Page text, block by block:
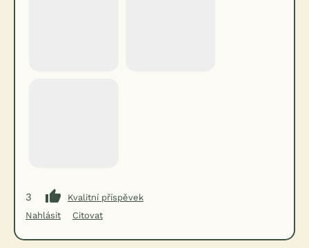
3
Kvalitní příspěvek
Nahlásit
Citovat